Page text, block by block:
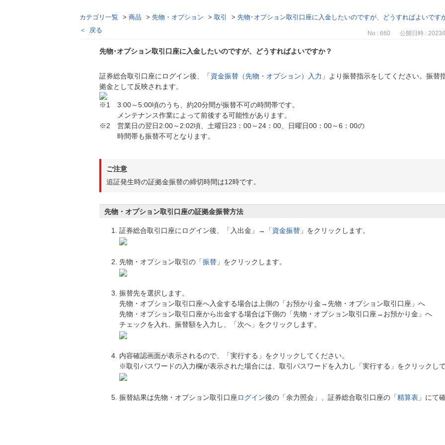
カテゴリ一覧 > 商品 > 先物・オプション > 取引 > 先物･オプション取引口座に入金したいのですが、どうすればよいです
戻る
No : 660 公開日時 :
先物･オプション取引口座に入金したいのですが、どうすればよいですか？
回答
証券総合取引口座にログイン後、「資金振替（先物・オプション）入力 」より振替指示をしてください。振
拠金として反映されます。
※1 3:00～5:00頃のうち、約20分間が振替不可の時間帯です。
メンテナンス作業によって前後する可能性があります。
※2 営業日の翌日2:00～2:02頃、土曜日23：00～24：00、日曜日00：00～6：00の
時間帯も振替不可となります。
ご注意
追証発生時の証拠金振替の締切時間は12時です。
先物・オプション取引口座の証拠金振替方法
証券総合取引口座にログイン後、「入出金」→「資金振替 」をクリックします。
先物・オプション取引の「振替 」をクリックします。
振替先を選択します。
先物・オプション取引口座へ入金する場合は上側の「お預かり金→先物・オプション取引口座」へ
先物・オプション取引口座から出金する場合は下側の「先物・オプション取引口座→お預かり金」へ
チェックを入れ、振替額を入力し、「次へ」をクリックします。
内容確認画面が表示されるので、「実行する」をクリックしてください。
※取引パスワードの入力欄が表示された場合には、取引パスワードを入力し「実行する」をクリックし
振替結果は先物・オプション取引口座ログイン後の「余力照会」、証券総合取引口座の「精算表 」にて